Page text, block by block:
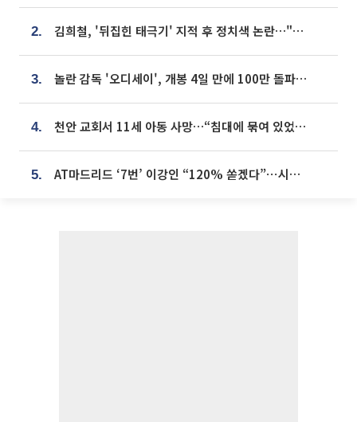
2. 김희철, '뒤집힌 태극기' 지적 후 정치색 논란…"좌우 떠나 우리나라 국기"
3. 놀란 감독 '오디세이', 개봉 4일 만에 100만 돌파⋯'왕사남' 보다 빠르다
4. 천안 교회서 11세 아동 사망…“침대에 묶여 있었다” 진술 확보
5. AT마드리드 ‘7번’ 이강인 “120% 쏟겠다”⋯시메오네 감독 “필요한 선수”